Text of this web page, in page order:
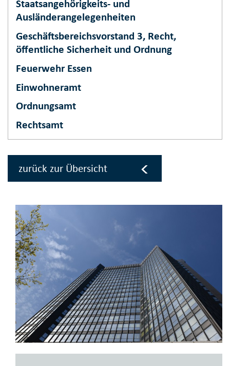
Staatsangehörigkeits- und
Ausländerangelegenheiten
Geschäftsbereichsvorstand 3, Recht,
öffentliche Sicherheit und Ordnung
Feuerwehr Essen
Einwohneramt
Ordnungsamt
Rechtsamt
zurück zur Übersicht